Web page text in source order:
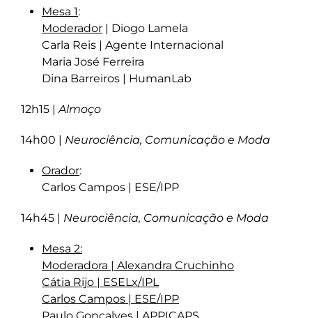
Mesa 1:
Moderador | Diogo Lamela
Carla Reis | Agente Internacional
Maria José Ferreira
Dina Barreiros | HumanLab
12h15 |Almoço
14h00 | Neurociência, Comunicação e Moda
Orador:
Carlos Campos | ESE/IPP
14h45 | Neurociência, Comunicação e Moda
Mesa 2:
Moderadora | Alexandra Cruchinho
Cátia Rijo | ESELx/IPL
Carlos Campos | ESE/IPP